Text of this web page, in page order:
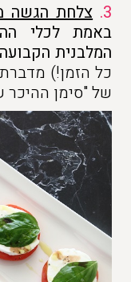
3. צלחת הגשה
באמת לכלי
המלבנית
כל הזמן!)
של "סימן ההיכר